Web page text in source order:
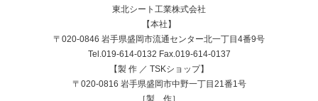
東北シート工業株式会社
【本社】
〒020-0846 岩手県盛岡市流通センター北一丁目4番9号
Tel.019-614-0132 Fax.019-614-0137
【製 作 ／ TSKショップ】
〒020-0816 岩手県盛岡市中野一丁目21番1号
［製 作］